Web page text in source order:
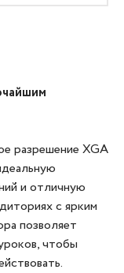
разрешение XGA
и отличную
с ярким
позволяет
чтобы